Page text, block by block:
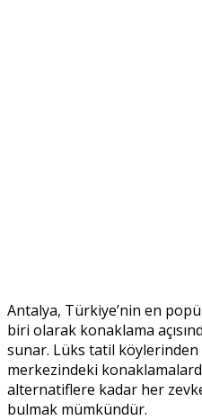
Antalya, Türkiye’nin en
biri olarak konaklama
sunar. Lüks tatil
merkezindeki
alternatiflere kadar her
bulmak mümkündür.